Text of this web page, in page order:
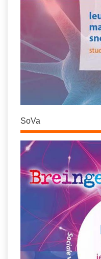
SoVa